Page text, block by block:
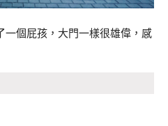
一個屁孩，大門一樣很雄偉，感